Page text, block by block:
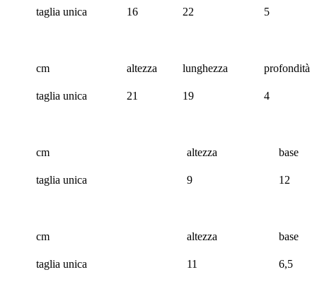
taglia unica 16 22 5
cm altezza lunghezza profondità
taglia unica 21 19 4
cm altezza base
taglia unica 9 12
cm altezza base
taglia unica 11 6,5